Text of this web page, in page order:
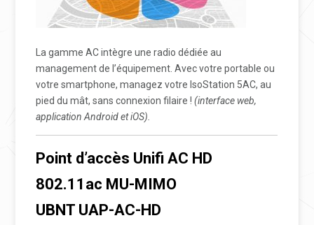
La gamme AC intègre une radio dédiée au
management de l’équipement. Avec votre portable ou
votre smartphone, managez votre IsoStation 5AC, au
pied du mât, sans connexion filaire !(interface web,
application Android et iOS).
Point d’accès Unifi AC HD
802.11ac MU-MIMO
UBNT UAP-AC-HD